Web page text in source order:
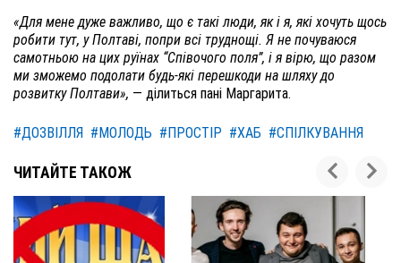
«Для мене дуже важливо, що є такі люди, як і я, які хочуть щось
робити тут, у Полтаві, попри всі труднощі. Я не почуваюся
самотньою на цих руїнах “Співочого поля”, і я вірю, що разом
ми зможемо подолати будь-які перешкоди на шляху до
розвитку Полтави», — ділиться пані Маргарита.
#ДОЗВІЛЛЯ #МОЛОДЬ #ПРОСТІР #ХАБ #СПІЛКУВАННЯ
ЧИТАЙТЕ ТАКОЖ